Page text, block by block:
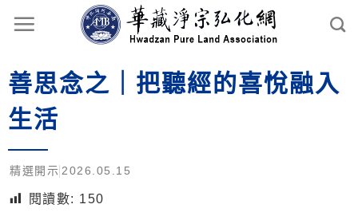
善思念之｜把聽經的喜悅融入
生活
精選開示 2026.05.15
閱讀數: 150